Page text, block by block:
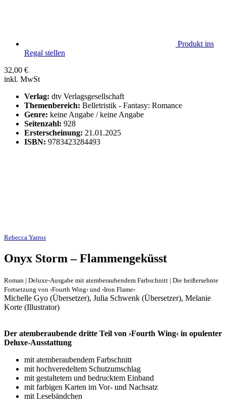
Produkt ins
Regal stellen
32,00 €
inkl. MwSt
Verlag: dtv Verlagsgesellschaft
Themenbereich: Belletristik - Fantasy: Romance
Genre: keine Angabe / keine Angabe
Seitenzahl: 928
Ersterscheinung: 21.01.2025
ISBN: 9783423284493
Rebecca Yarros
Onyx Storm – Flammengeküsst
Roman | Deluxe-Ausgabe mit atemberaubendem Farbschnitt | Die heißersehnte
Fortsetzung von ›Fourth Wing‹ und ›Iron Flame‹
Michelle Gyo (Übersetzer), Julia Schwenk (Übersetzer), Melanie
Korte (Illustrator)
Der atemberaubende dritte Teil von ›Fourth Wing‹ in opulenter
Deluxe-Ausstattung
mit atemberaubendem Farbschnitt
mit hochveredeltem Schutzumschlag
mit gestaltetem und bedrucktem Einband
mit farbigen Karten im Vor- und Nachsatz
mit Lesebändchen